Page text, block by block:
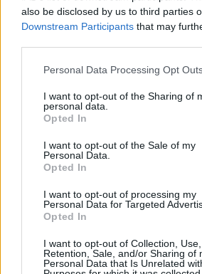
also be disclosed by us to third parties
Downstream Participants that may
Personal Data Processing Opt
I want to opt-out of the Sharing of
personal data.
Opted In
I want to opt-out of the Sale of my
Personal Data.
Opted In
I want to opt-out of processing my
Personal Data for Targeted
Opted In
I want to opt-out of Collection, Use,
Retention, Sale, and/or Sharing of
Personal Data that Is Unrelated
ΤΕΛΕΥΤΑΊΑ ΝΈΑ
δίπλα σε σχολείο
ΔΙΑΒΟΥΛΕΥΣΗΣ
ΠΡΟΓΡΑΜΜΑΤΟΣ
6 Αυγούστου, 2026
ποδηλάτισσα μετά
Ήταν μητέρα